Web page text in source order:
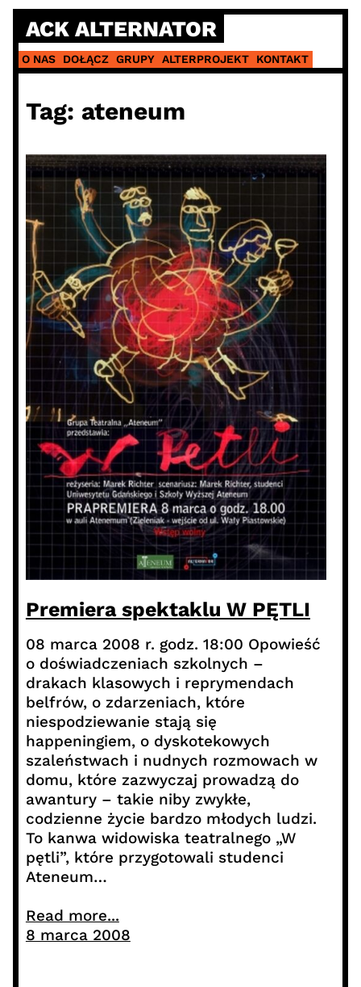
Skip
content
ACK ALTERNATOR
O NAS DOŁĄCZ GRUPY ALTERPROJEKT KONTAKT
Tag: ateneum
Premiera spektaklu W PĘTLI
08 marca 2008 r. godz. 18:00 Opowieść
o doświadczeniach szkolnych –
drakach klasowych i reprymendach
belfrów, o zdarzeniach, które
niespodziewanie stają się
happeningiem, o dyskotekowych
szaleństwach i nudnych rozmowach w
domu, które zazwyczaj prowadzą do
awantury – takie niby zwykłe,
codzienne życie bardzo młodych ludzi.
To kanwa widowiska teatralnego „W
pętli”, które przygotowali studenci
Ateneum…
Read more...
8 marca 2008